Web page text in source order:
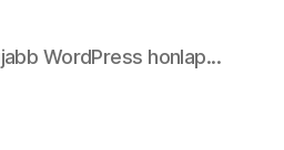
WordPress honlap...